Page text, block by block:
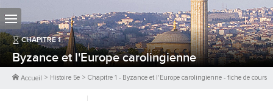
CHAPITRE1
Byzance et l'Europe carolingienne
Accueil > Histoire 5e > Chapitre 1 - Byzance et l'Europe carolingienne - fiche de cours